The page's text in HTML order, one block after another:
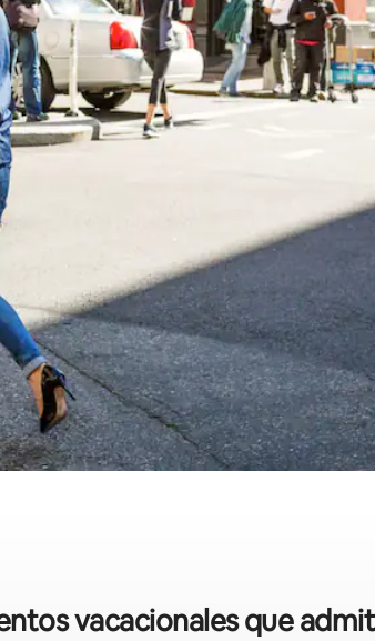
de las flechas hacia arriba y hacia abajo, o
vacacionales que